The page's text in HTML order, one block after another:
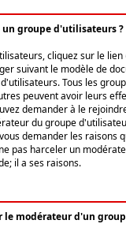
groupe d'utilisateurs ?
cliquez sur le lien
suivant le modèle de
Tous les
peuvent avoir leurs
demander à le
du groupe
demander les raisons
pas harceler un
il a ses raisons.
le modérateur d'un